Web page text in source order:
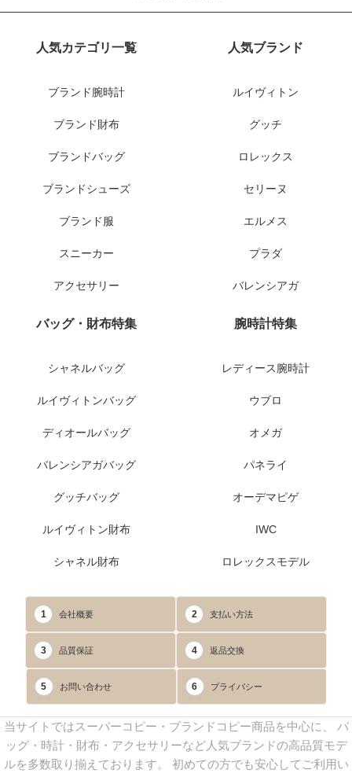
人気カテゴリ一覧
ブランド腕時計
ブランド財布
ブランドバッグ
ブランドシューズ
ブランド服
スニーカー
アクセサリー
人気ブランド
ルイヴィトン
グッチ
ロレックス
セリーヌ
エルメス
プラダ
バレンシアガ
バッグ・財布特集
シャネルバッグ
ルイヴィトンバッグ
ディオールバッグ
バレンシアガバッグ
グッチバッグ
ルイヴィトン財布
シャネル財布
腕時計特集
レディース腕時計
ウブロ
オメガ
パネライ
オーデマピゲ
IWC
ロレックスモデル
1 会社概要 2 支払い方法
3 品質保証 4 返品交換
5 お問い合わせ 6 プライバシー
当サイトではスーパーコピー・ブランドコピー商品を中心に、 バ
ッグ・時計・財布・アクセサリーなど人気ブランドの高品質モデ
ルを多数取り揃えております。 初めての方でも安心してご利用い